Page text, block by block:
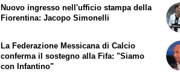
Nuovo ingresso nell'ufficio stampa della
Fiorentina: Jacopo Simonelli
La Federazione Messicana di Calcio
conferma il sostegno alla Fifa: "Siamo
con Infantino"